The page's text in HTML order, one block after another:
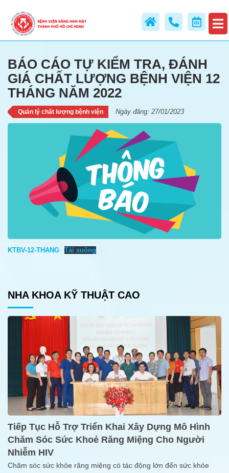
GIÁ CHẤT LƯỢNG BỆNH VIỆN
12 THÁNG NĂM 2022
BÁO CÁO TỰ KIỂM TRA, ĐÁNH
GIÁ CHẤT LƯỢNG BỆNH VIỆN 12
THÁNG NĂM 2022
Quản lý chất lượng bệnh viện Ngày đăng: 27/01/2023
KTBV-12-THANG Tải xuống
NHA KHOA KỸ THUẬT CAO
Tiếp Tục Hỗ Trợ Triển Khai Xây Dựng Mô Hình
Chăm Sóc Sức Khoẻ Răng Miệng Cho Người
Nhiễm HIV
Chăm sóc sức khỏe răng miệng có tác động lớn đến sức khỏe